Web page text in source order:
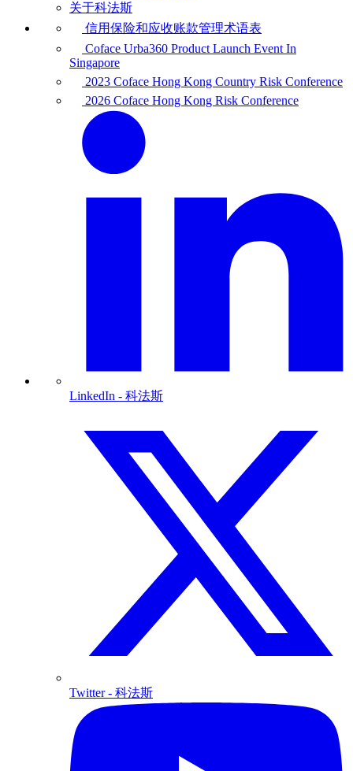
关于科法斯
信用保险和应收账款管理术语表
Coface Urba360 Product Launch Event In
Singapore
2023 Coface Hong Kong Country Risk Conference
2026 Coface Hong Kong Risk Conference
LinkedIn - 科法斯
Twitter- 科法斯